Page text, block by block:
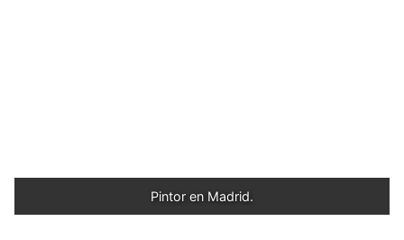
Pintor en Madrid.